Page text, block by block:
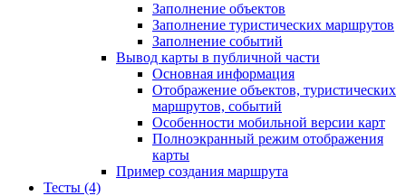
Заполнение объектов
Заполнение туристических маршрутов
Заполнение событий
Вывод карты в публичной части
Основная информация
Отображение объектов, туристических
маршрутов, событий
Особенности мобильной версии карт
Полноэкранный режим отображения
карты
Пример создания маршрута
Тесты (4)